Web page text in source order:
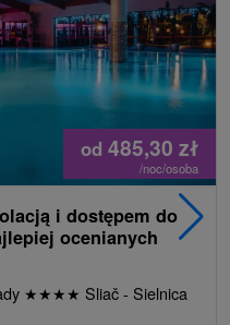
od 485,30 zł
/noc/osoba
i dostępem do
ocenianych
★★★★ Sliač - Sielnica